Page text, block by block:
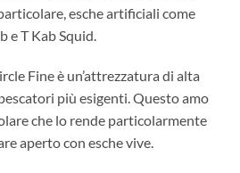
esche artificiali come
e T Kab Squid.
Fine è un’attrezzatura di alta
più esigenti. Questo amo
che lo rende particolarmente
aperto con esche vive.